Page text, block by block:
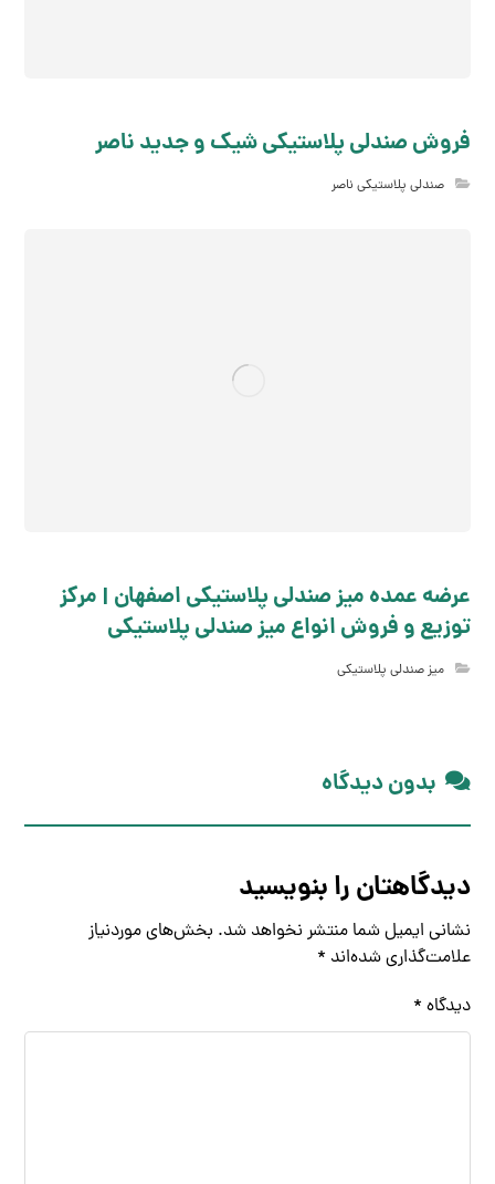
فروش صندلی پلاستیکی شیک و جدید ناصر
صندلی پلاستیکی ناصر
عرضه عمده میز صندلی پلاستیکی اصفهان | مرکز
توزیع و فروش انواع میز صندلی پلاستیکی
میز صندلی پلاستیکی
بدون دیدگاه
دیدگاهتان را بنویسید
نشانی ایمیل شما منتشر نخواهد شد. بخش‌های موردنیاز
علامت‌گذاری شده‌اند *
دیدگاه *